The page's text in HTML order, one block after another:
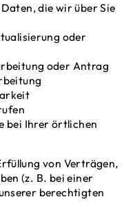
die wir über Sie
oder
oder Antrag
bei Ihrer örtlichen
von Verträgen,
(z. B. bei einer
berechtigten